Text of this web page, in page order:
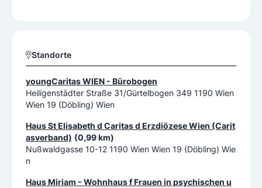
Standorte
youngCaritas WIEN - Bürobogen
Heiligenstädter Straße 31/Gürtelbogen 349 1190 Wien
Wien 19 (Döbling) Wien
Haus St Elisabeth d Caritas d Erzdiözese Wien (Carit
asverband) (0,99 km)
Nußwaldgasse 10-12 1190 Wien Wien 19 (Döbling) Wie
n
Haus Miriam - Wohnhaus f Frauen in psychischen u